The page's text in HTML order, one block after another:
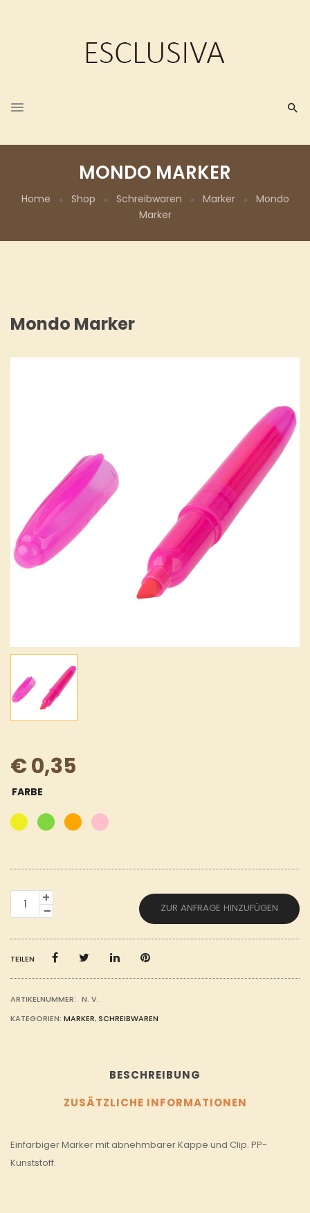
MONDO MARKER
Home Shop Schreibwaren Marker
Mondo
Marker
Mondo Marker
€0,35
FARBE
MARKER
MENGE
ZUR ANFRAGE HINZUFÜGEN
TEILEN
ARTIKELNUMMER: N. V.
KATEGORIEN: MARKER,SCHREIBWAREN
BESCHREIBUNG
ZUSÄTZLICHE INFORMATIONEN
Einfarbiger Marker mit abnehmbarer Kappe und Clip. PP-
Kunststoff.